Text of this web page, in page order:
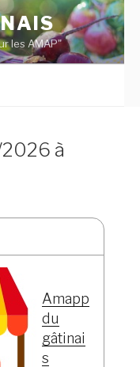
les AMAP"
à
Amapp
du
gâtinai
s